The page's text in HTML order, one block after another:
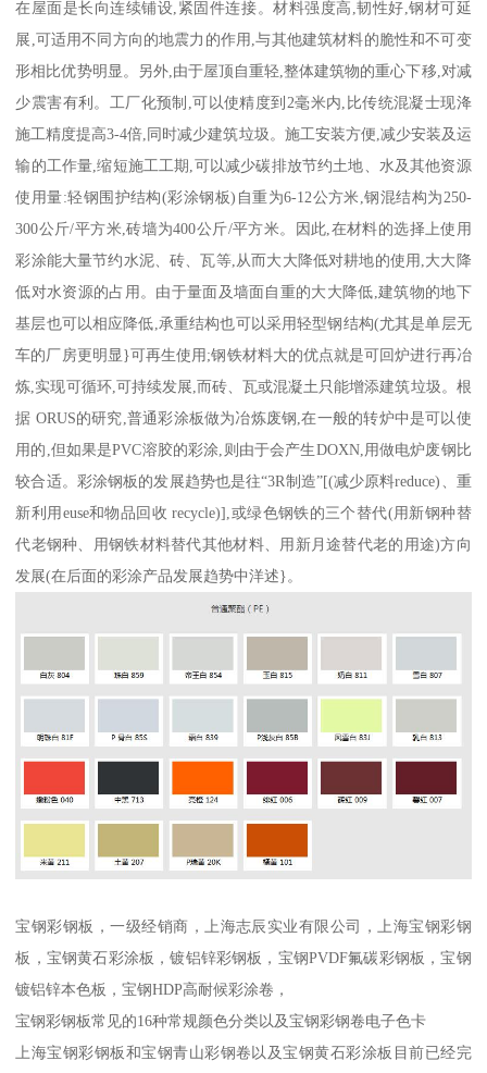
在屋面是长向连续铺设,紧固件连接。材料强度高,韧性好,钢材可延
展,可适用不同方向的地震力的作用,与其他建筑材料的脆性和不可变
形相比优势明显。另外,由于屋顶自重轻,整体建筑物的重心下移,对减
少震害有利。工厂化预制,可以使精度到2毫米内,比传统混凝士现洚
施工精度提高3-4倍,同时减少建筑垃圾。施工安装方便,减少安装及运
输的工作量,缩短施工工期,可以减少碳排放节约土地、水及其他资源
使用量:轻钢围护结构(彩涂钢板)自重为6-12公方米,钢混结构为250-
300公斤/平方米,砖墙为400公斤/平方米。因此,在材料的选择上使用
彩涂能大量节约水泥、砖、瓦等,从而大大降低对耕地的使用,大大降
低对水资源的占用。由于量面及墙面自重的大大降低,建筑物的地下
基层也可以相应降低,承重结构也可以采用轻型钢结构(尤其是单层无
车的厂房更明显}可再生使用;钢铁材料大的优点就是可回炉进行再冶
炼,实现可循环,可持续发展,而砖、瓦或混凝土只能增添建筑垃圾。根
据 ORUS的研究,普通彩涂板做为冶炼废钢,在一般的转炉中是可以使
用的,但如果是PVC溶胶的彩涂,则由于会产生DOXN,用做电炉废钢比
较合适。彩涂钢板的发展趋势也是往“3R制造”[(减少原料reduce)、重
新利用euse和物品回收 recycle)],或绿色钢铁的三个替代(用新钢种替
代老钢种、用钢铁材料替代其他材料、用新月途替代老的用途)方向
发展(在后面的彩涂产品发展趋势中洋述}。
宝钢彩钢板，一级经销商，上海志辰实业有限公司，上海宝钢彩钢
板，宝钢黄石彩涂板，镀铝锌彩钢板，宝钢PVDF氟碳彩钢板，宝钢
镀铝锌本色板，宝钢HDP高耐候彩涂卷，
宝钢彩钢板常见的16种常规颜色分类以及宝钢彩钢卷电子色卡
上海宝钢彩钢板和宝钢青山彩钢卷以及宝钢黄石彩涂板目前已经完